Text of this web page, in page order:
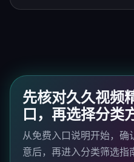
先核对久久视频
口，再选择分类
从免费入口说明开始，
意后，再进入分类筛选指